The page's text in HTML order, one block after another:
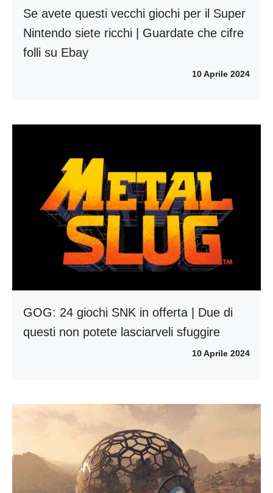
Se avete questi vecchi giochi per il Super
Nintendo siete ricchi | Guardate che cifre
folli su Ebay
10 Aprile 2024
GOG: 24 giochi SNK in offerta | Due di
questi non potete lasciarveli sfuggire
10 Aprile 2024